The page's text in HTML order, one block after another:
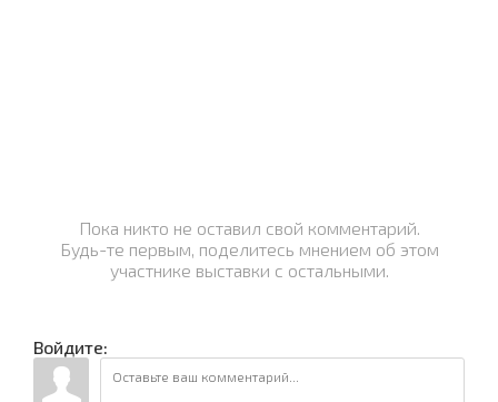
Пока никто не оставил свой комментарий.
Будь-те первым, поделитесь мнением об этом
участнике выставки с остальными.
Войдите: